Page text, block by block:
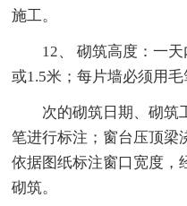
施工。
12、 砌筑高度：一天
或1.5米；每片墙必须用
次的砌筑日期、砌筑
笔进行标注；窗台压顶梁
依据图纸标注窗口宽度，
砌筑。